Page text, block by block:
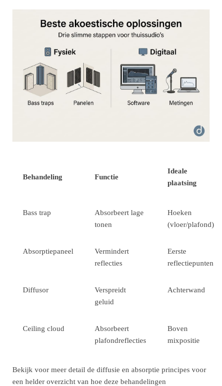
Behandeling Functie
Ideale
plaatsing
Bass trap
Absorbeert lage
tonen
Hoeken
(vloer/plafond)
Absorptiepaneel
Vermindert
reflecties
Eerste
reflectiepunten
Diffusor
Verspreidt
geluid
Achterwand
Ceiling cloud
Absorbeert
plafondreflecties
Boven
mixpositie
Bekijk voor meer detail de diffusie en absorptie principes voor
een helder overzicht van hoe deze behandelingen